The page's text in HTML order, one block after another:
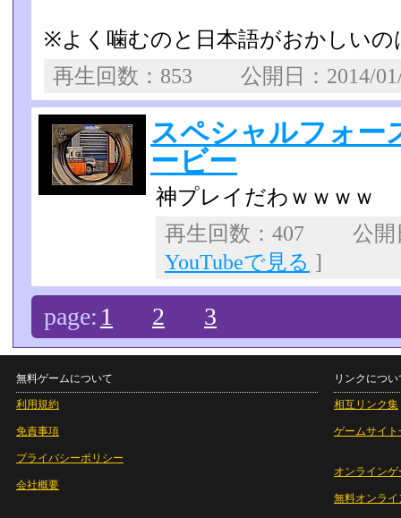
※よく噛むのと日本語がおかしいの
再生回数：853 公開日：
スペシャルフォ
ービー
神プレイだわｗｗｗｗ
再生回数：407 公
YouTubeで見る ]
page: 1 2 3
無料ゲームについて
利用規約
免責事項
プライバシーポリシー
会社概要
リンクについ
相互リンク集
ゲームサイト
オンラインゲ
無料オンライ